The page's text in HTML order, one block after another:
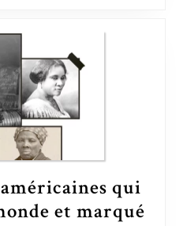
qui
et marqué